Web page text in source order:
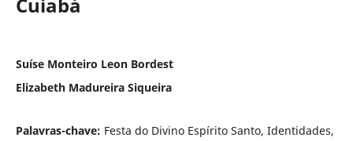
Suíse Monteiro Leon Bordest
Elizabeth Madureira Siqueira
Palavras-chave: Festa do Divino Espírito Santo, Identidades,